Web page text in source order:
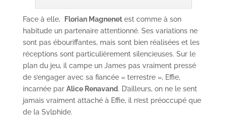
Face à elle, Florian Magnenetest comme à son
habitude un partenaire attentionné. Ses variations ne
sont pas ébouriffantes, mais sont bien réalisées et les
réceptions sont particulièrement silencieuses. Sur le
plan du jeu, il campe un James pas vraiment pressé
de s’engager avec sa fiancée « terrestre », Effie,
incarnée par Alice Renavand. D’ailleurs, on ne le sent
jamais vraiment attaché à Effie, il n’est préoccupé que
de la Sylphide.